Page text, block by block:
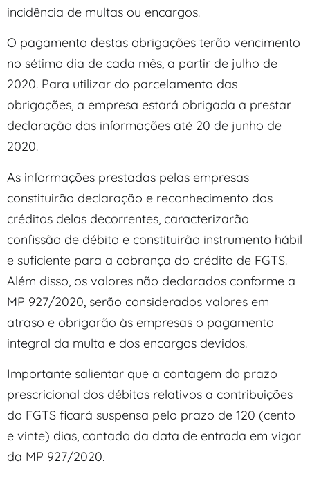
incidência de multas ou encargos.
O pagamento destas obrigações terão vencimento
no sétimo dia de cada mês, a partir de julho de
2020. Para utilizar do parcelamento das
obrigações, a empresa estará obrigada a prestar
declaração das informações até 20 de junho de
2020.
As informações prestadas pelas empresas
constituirão declaração e reconhecimento dos
créditos delas decorrentes, caracterizarão
confissão de débito e constituirão instrumento hábil
e suficiente para a cobrança do crédito de FGTS.
Além disso, os valores não declarados conforme a
MP 927/2020, serão considerados valores em
atraso e obrigarão às empresas o pagamento
integral da multa e dos encargos devidos.
Importante salientar que a contagem do prazo
prescricional dos débitos relativos a contribuições
do FGTS ficará suspensa pelo prazo de 120 (cento
e vinte) dias, contado da data de entrada em vigor
da MP 927/2020.